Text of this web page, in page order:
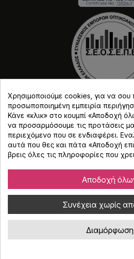
Copyright © Djmania 2026 / Οι
Κατασκευή eshop
Χρησιμοποιούμε cookies, για να
προσωποποιημένη εμπειρία
Κάνε «κλικ» στο κουμπί «Αποδοχή
να προσαρμόσουμε τις προτάσεις
περιεχόμενο που σε ενδιαφέρει.
αυτά που θες και πάτα «Αποδοχή
βρεις όλες τις πληροφορίες που
Αποδοχή
Συνέχεια χωρίς
Διαμόρφωση